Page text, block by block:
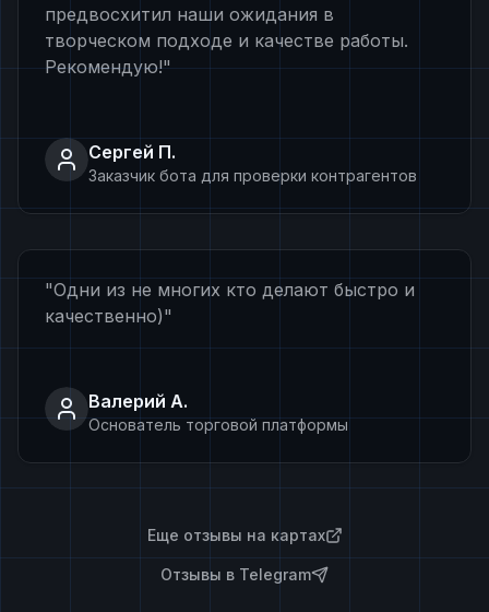
предвосхитил наши ожидания в
творческом подходе и качестве работы.
Рекомендую!"
Сергей П.
Заказчик бота для проверки контрагентов
"Одни из не многих кто делают быстро и
качественно)"
Валерий А.
Основатель торговой платформы
Еще отзывы на картах
Отзывы в Telegram